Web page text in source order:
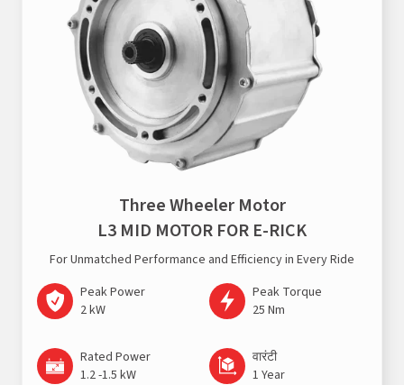
Three Wheeler Motor
L3 MID MOTOR FOR E-RICK
For Unmatched Performance and Efficiency in Every Ride
Peak Power
2 kW
Peak Torque
25 Nm
Rated Power
1.2 -1.5 kW
वारंटी
1 Year